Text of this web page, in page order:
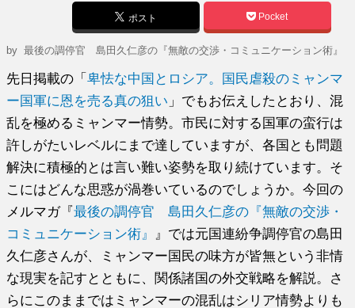
ポスト Pocket
by最後の調停官 島田久仁彦の『無敵の交渉・コミュニケーション術』
先日掲載の「卑怯な中国とロシア。国民虐殺のミャンマ
ー国軍に恩を売る真の狙い 」でもお伝えしたとおり、混
乱を極めるミャンマー情勢。市民に対する国軍の蛮行は
許しがたいレベルにまで達していますが、各国とも問題
解決に積極的とは言い難い姿勢を取り続けています。そ
こにはどんな思惑が渦巻いているのでしょうか。今回の
メルマガ『最後の調停官 島田久仁彦の『無敵の交渉・
コミュニケーション術』
』では元国連紛争調停官の島田
久仁彦さんが、ミャンマー国民の味方が皆無という非情
な現実を記すとともに、関係諸国の外交戦略を解説。さ
らにこのままではミャンマーの混乱はシリア情勢よりも